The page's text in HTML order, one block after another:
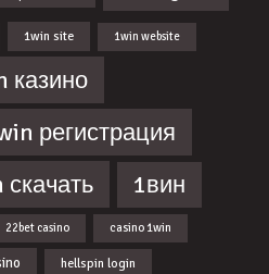
1win site 1win website
казино
регистрация
скачать 1вин
22bet casino casino 1win
hellspin login